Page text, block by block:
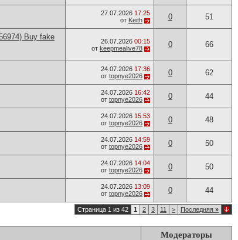
27.07.2026 17:25
от Keith 0 51
Buy fake
26.07.2026 00:15
от keepmealive78 0 66
24.07.2026 17:36
от topnye2026 0 62
24.07.2026 16:42
от topnye2026 0 44
24.07.2026 15:53
от topnye2026 0 48
24.07.2026 14:59
от topnye2026 0 50
24.07.2026 14:04
от topnye2026 0 50
24.07.2026 13:09
от topnye2026 0 44
Страница 1 из 42 1 2 3 11 > Последняя »
Модераторы